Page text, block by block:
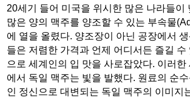
20세기 들어 미국을 위시한 많은 나라들이
많은 양의 맥주를 양조할 수 있는 부속물
에 열을 올렸다. 양조장이 아닌 공장에서
들은 저렴한 가격과 언제 어디서든 즐길 수
으로 세계인의 입 맛을 사로잡았다. 이러한
에서 독일 맥주는 빛을 발했다. 원료의 순
인 정신으로 대변되는 독일 맥주의 이미지